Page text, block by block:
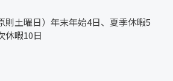
則土曜日）年末年始4日、夏季休暇5
休暇10日